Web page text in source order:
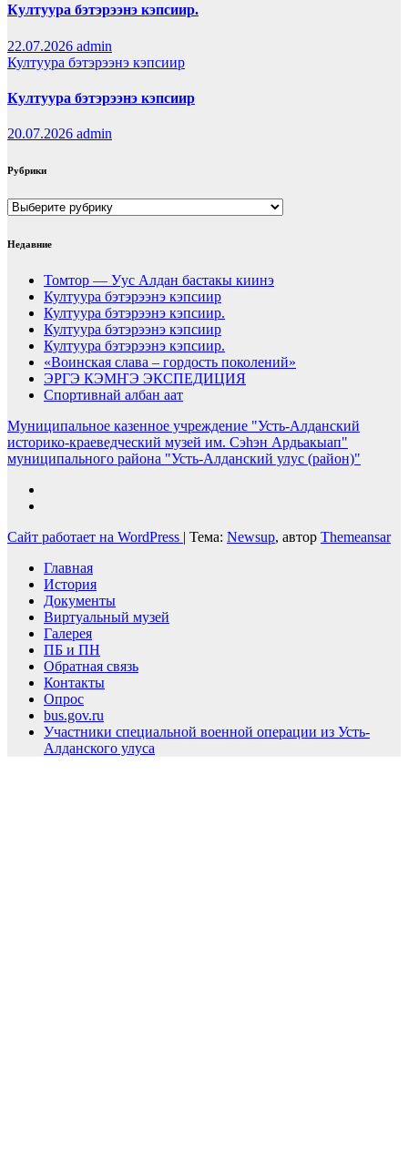
Култуура бэтэрээнэ кэпсиир.
22.07.2026 admin
Култуура бэтэрээнэ кэпсиир
Култуура бэтэрээнэ кэпсиир
20.07.2026 admin
Рубрики
Рубрики
Недавние
Томтор — Уус Алдан бастакы киинэ
Култуура бэтэрээнэ кэпсиир
Култуура бэтэрээнэ кэпсиир.
Култуура бэтэрээнэ кэпсиир
Култуура бэтэрээнэ кэпсиир.
«Воинская слава – гордость поколений»
ЭРГЭ КЭМҤЭ ЭКСПЕДИЦИЯ
Спортивнай албан аат
Муниципальное казенное учреждение "Усть-Алданский
историко-краеведческий музей им. Сэһэн Ардьакыап"
муниципального района "Усть-Алданский улус (район)"
Сайт работает на WordPress | Тема: Newsup, автор Themeansar
Главная
История
Документы
Виртуальный музей
Галерея
ПБ и ПН
Обратная связь
Контакты
Опрос
bus.gov.ru
Участники специальной военной операции из Усть-
Алданского улуса